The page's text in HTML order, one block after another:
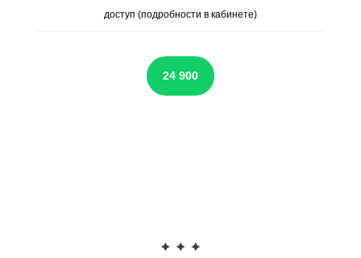
доступ (подробности в кабинете)
24 900